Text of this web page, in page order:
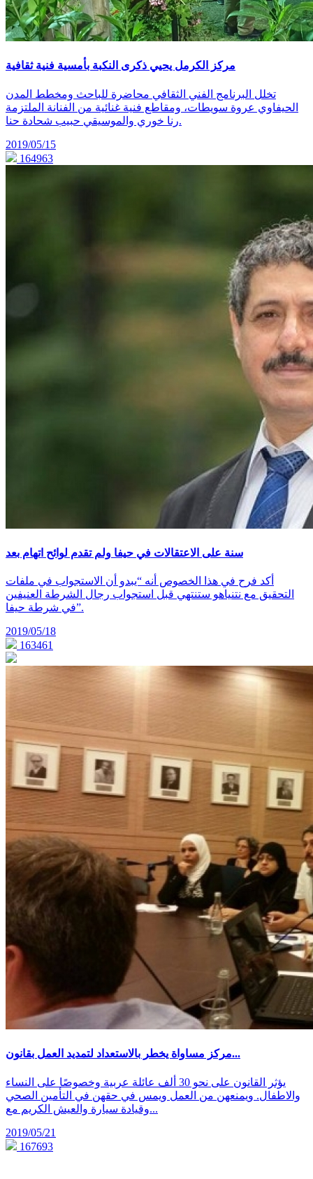
مركز الكرمل يحيي ذكرى النكبة بأمسية فنية ثقافية
تخلل البرنامج الفني الثقافي محاضرة للباحث ومخطط المدن
الحيفاوي عروة سويطات، ومقاطع فنية غنائية من الفنانة الملتزمة
رنا خوري والموسيقي حبيب شحادة حنا.
2019/05/15
164963
سنة على الاعتقالات في حيفا ولم تقدم لوائح اتهام بعد
أكد فرح في هذا الخصوص أنه “يبدو أن الاستجواب في ملفات
التحقيق مع نتنياهو ستنتهي قبل استجواب رجال الشرطة العنيفين
في شرطة حيفا”.
2019/05/18
163461
مركز مساواة يخطر بالاستعداد لتمديد العمل بقانون...
يؤثر القانون على نحو 30 ألف عائلة عربية وخصوصًا على النساء
والاطفال. ويمنعهن من العمل ويمس في حقهن في التأمين الصحي
وقيادة سيارة والعيش الكريم مع...
2019/05/21
167693